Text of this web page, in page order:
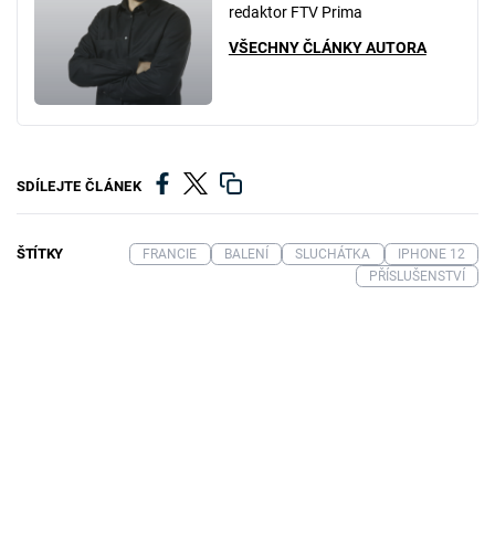
redaktor FTV Prima
VŠECHNY ČLÁNKY AUTORA
SDÍLEJTE ČLÁNEK
ŠTÍTKY FRANCIE BALENÍ SLUCHÁTKA
IPHONE 12
PŘÍSLUŠENSTVÍ